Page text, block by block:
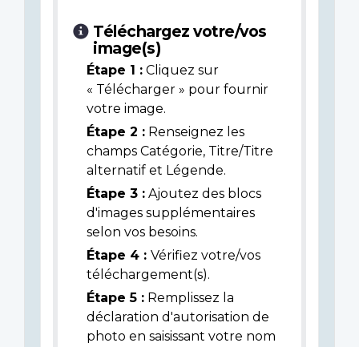
Téléchargez votre/vos
image(s)
Étape 1 : Cliquez sur
« Télécharger » pour fournir
votre image.
Étape 2 : Renseignez les
champs Catégorie, Titre/Titre
alternatif et Légende.
Étape 3 : Ajoutez des blocs
d'images supplémentaires
selon vos besoins.
Étape 4 : Vérifiez votre/vos
téléchargement(s).
Étape 5 : Remplissez la
déclaration d'autorisation de
photo en saisissant votre nom